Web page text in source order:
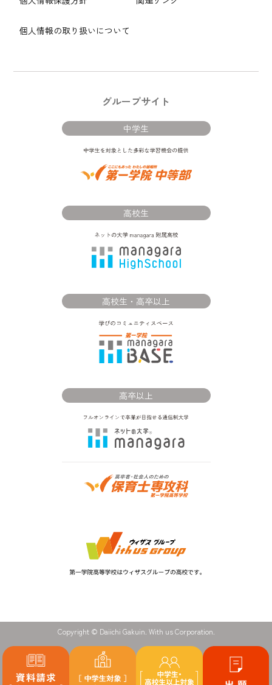
個人情報の取り扱いについて
グループサイト
中学生
高校生
高校生・高卒以上
高卒以上
Copyright © Daiichi Gakuin. With us Corporation.